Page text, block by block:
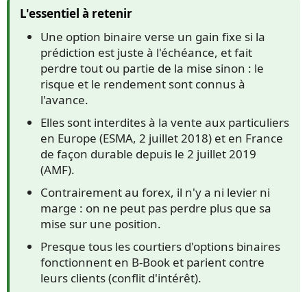
L'essentiel à retenir
Une option binaire verse un gain fixe si la
prédiction est juste à l'échéance, et fait
perdre tout ou partie de la mise sinon : le
risque et le rendement sont connus à
l'avance.
Elles sont interdites à la vente aux particuliers
en Europe (ESMA, 2 juillet 2018) et en France
de façon durable depuis le 2 juillet 2019
(AMF).
Contrairement au forex, il n'y a ni levier ni
marge : on ne peut pas perdre plus que sa
mise sur une position.
Presque tous les courtiers d'options binaires
fonctionnent en B-Book et parient contre
leurs clients (conflit d'intérêt).